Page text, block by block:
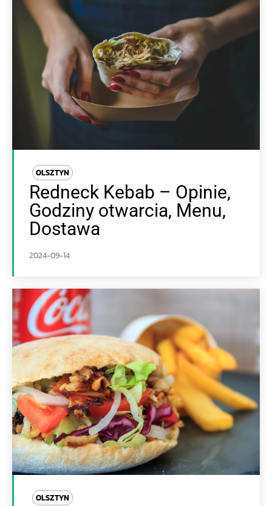
OLSZTYN
Redneck Kebab – Opinie,
Godziny otwarcia, Menu,
Dostawa
2024-09-14
OLSZTYN